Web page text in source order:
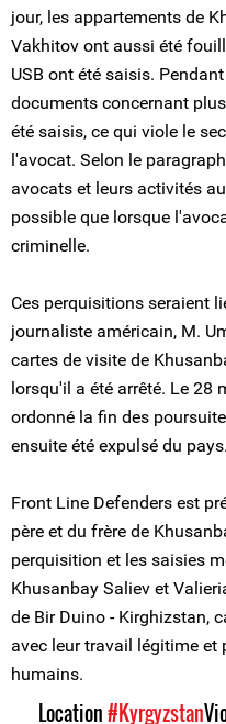
jour, les appartements de
Vakhitov ont aussi été
USB ont été saisis.
documents concernant
été saisis, ce qui viole le
l'avocat. Selon le
avocats et leurs activités
possible que lorsque
criminelle.
Ces perquisitions seraient
journaliste américain, M.
cartes de visite de
lorsqu'il a été arrêté. Le 28
ordonné la fin des
ensuite été expulsé du pays.
Front Line Defenders est
père et du frère de
perquisition et les saisies
Khusanbay Saliev et
de Bir Duino - Kirghizstan,
avec leur travail légitime
humains.
Location#Kyrgyzstan